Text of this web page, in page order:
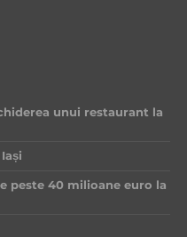
unui restaurant la
peste 40 milioane euro la